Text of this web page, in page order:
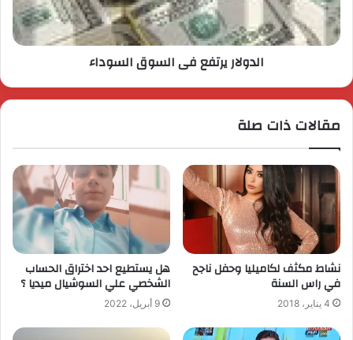
الدولار يرتفع فى السوق السوداء
مقالات ذات صلة
نشاط مكثف لكاميليا وحفل ناجح
في راس السنة
4 يناير، 2018
هل يستطيع احد اختراق الحساب
الشخصي علي السوشيال ميديا ؟
9 أبريل، 2022